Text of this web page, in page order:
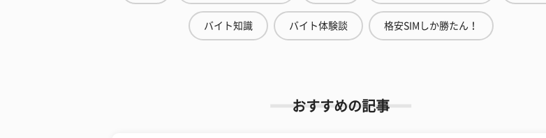
バイト知識 バイト体験談 格安SIMしか勝たん！
おすすめの記事